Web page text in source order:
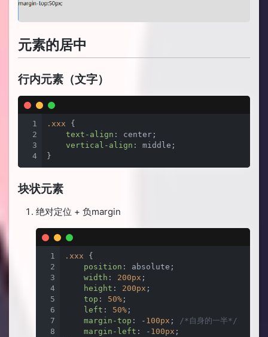
元素的居中
行内元素（文字）
1
2
3
4
.xxx {
text-align : center;
vertical-align : middle;
}
块状元素
绝对定位 + 负margin
1
2
3
4
5
6
7
8
.xxx {
position : absolute;
width : 200px ;
height : 200px ;
top : 50% ;
left : 50% ;
margin-top : - 100px ;
/*自身的一半*/
margin-left : - 100px ;